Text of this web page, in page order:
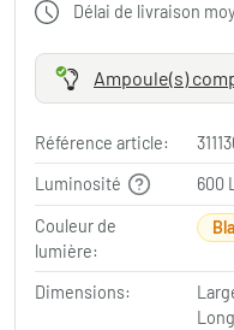
Délai de livraison
Ampoule(s)
Référence article:
Luminosité
600
Couleur de
lumière:
Dimensions: